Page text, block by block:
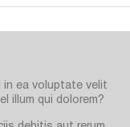
in ea voluptate velit
illum qui dolorem?